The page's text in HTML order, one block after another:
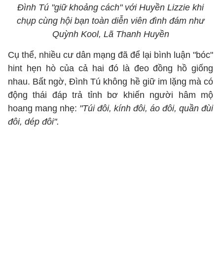
Đình Tú "giữ khoảng cách" với Huyền Lizzie khi
chụp cùng hội bạn toàn diễn viên đình đám như
Quỳnh Kool, Lã Thanh Huyền
Cụ thể, nhiều cư dân mạng đã để lại bình luận "bóc"
hint hẹn hò của cả hai đó là đeo đồng hồ giống
nhau. Bất ngờ, Đình Tú không hề giữ im lặng mà có
động thái đáp trả tỉnh bơ khiến người hâm mộ
hoang mang nhẹ: "Túi đôi, kính đôi, áo đôi, quần đùi
đôi, dép đôi".